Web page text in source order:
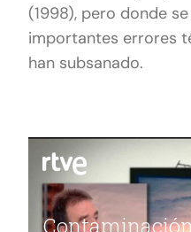
(1998), pero donde
importantes errores
han subsanado.